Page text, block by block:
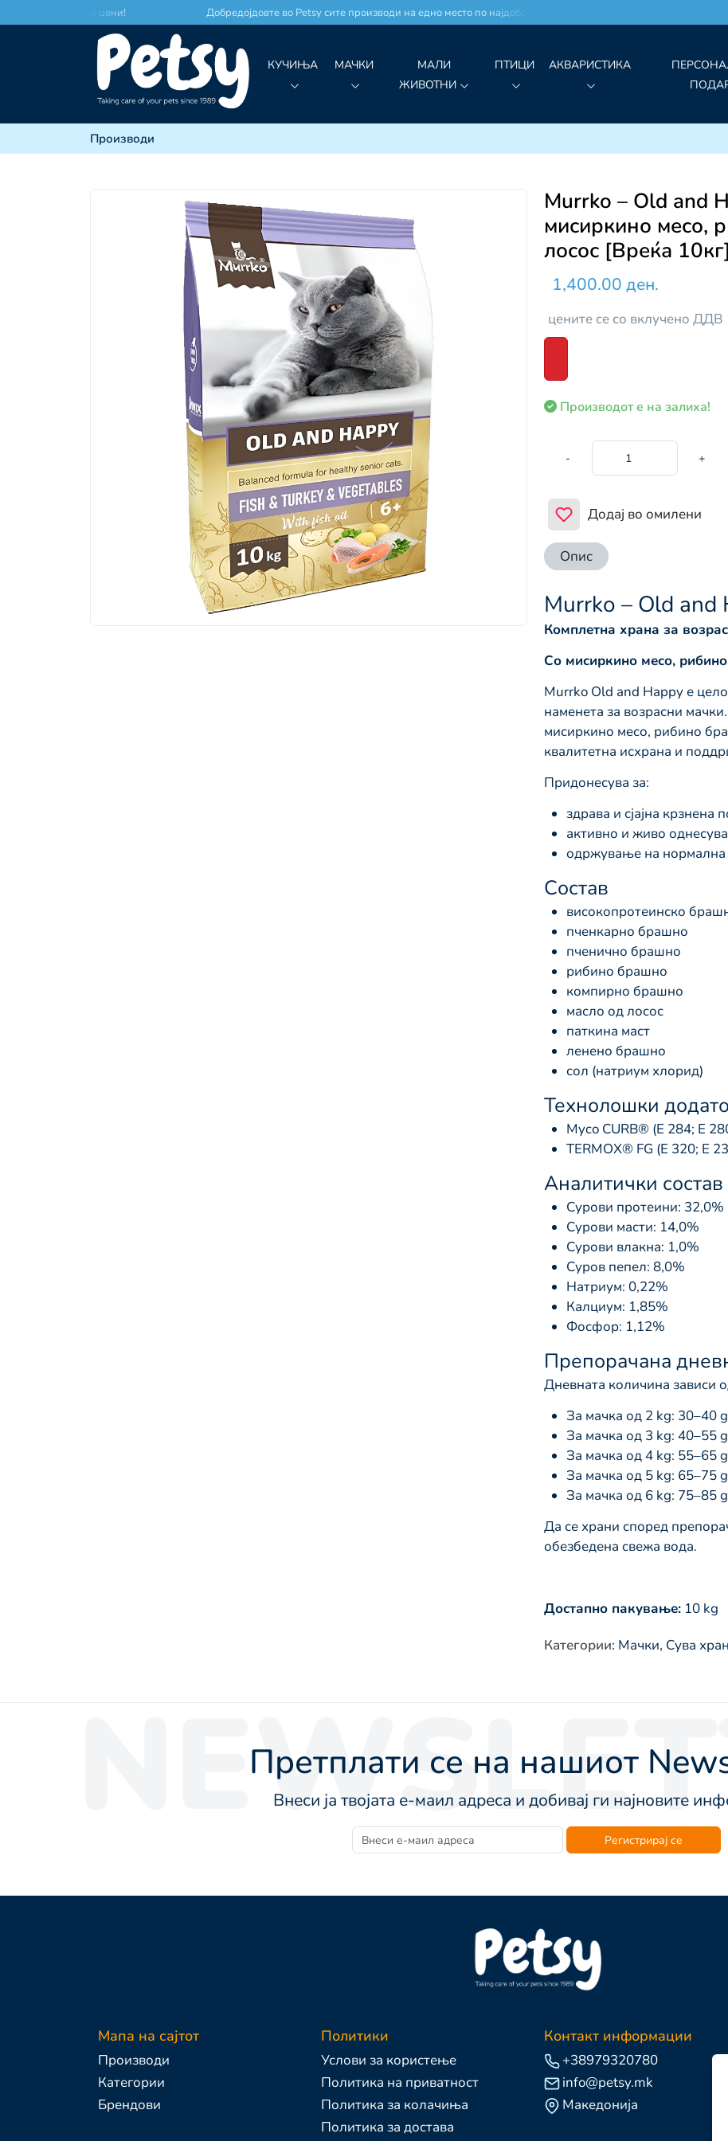
по најдобри цени! Добредојдовте во Petsy сите производи на едно место по најдобри цени!
КУЧИЊА МАЧКИ
МАЛИ
ЖИВОТНИ
ПТИЦИ АКВАРИСТИКА
Производи
Murrko – Old and
мисиркино месо,
лосос [Вреќа 10кг]
1,400.00 ден.
цените се со вклучено ДДВ
Производот е на залиха!
- +
Додај во омилени
Опис
Murrko – Old and
Комплетна храна за
Со мисиркино месо,
Murrko Old and Happy е
наменета за возрасни
мисиркино месо, рибино
квалитетна исхрана и
Придонесува за:
здрава и сјајна крзнена
активно и живо
одржување на нормална
Состав
високопротеинско
пченкарно брашно
пченично брашно
рибино брашно
компирно брашно
масло од лосос
паткина маст
ленено брашно
сол (натриум хлорид)
Технолошки
Myco CURB® (Е 284; Е
TERMOX® FG (Е 320; Е
Аналитички состав
Сурови протеини: 32,0%
Сурови масти: 14,0%
Сурови влакна: 1,0%
Суров пепел: 8,0%
Натриум: 0,22%
Калциум: 1,85%
Фосфор: 1,12%
Препорачана
Дневната количина зависи
За мачка од 2 kg: 30–40 g
За мачка од 3 kg: 40–55 g
За мачка од 4 kg: 55–65 g
За мачка од 5 kg: 65–75 g
За мачка од 6 kg: 75–85 g
Да се храни според
обезбедена свежа вода.
Достапно пакување:10 kg
Категории: Мачки, Сува
Претплати се на нашиот
Внеси ја твојата е-маил адреса и добивај ги најновите
Регистрирај се
Мапа на сајтот
Производи
Категории
Брендови
Политики
Услови за користење
Политика на приватност
Политика за колачиња
Политика за достава
Контакт информации
+38979320780
info@petsy.mk
Македонија